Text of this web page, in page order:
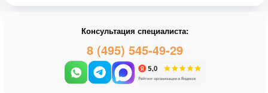
Консультация специалиста:
8 (495) 545-49-29